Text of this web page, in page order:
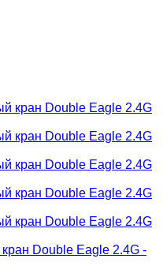
Double Eagle 2.4G -